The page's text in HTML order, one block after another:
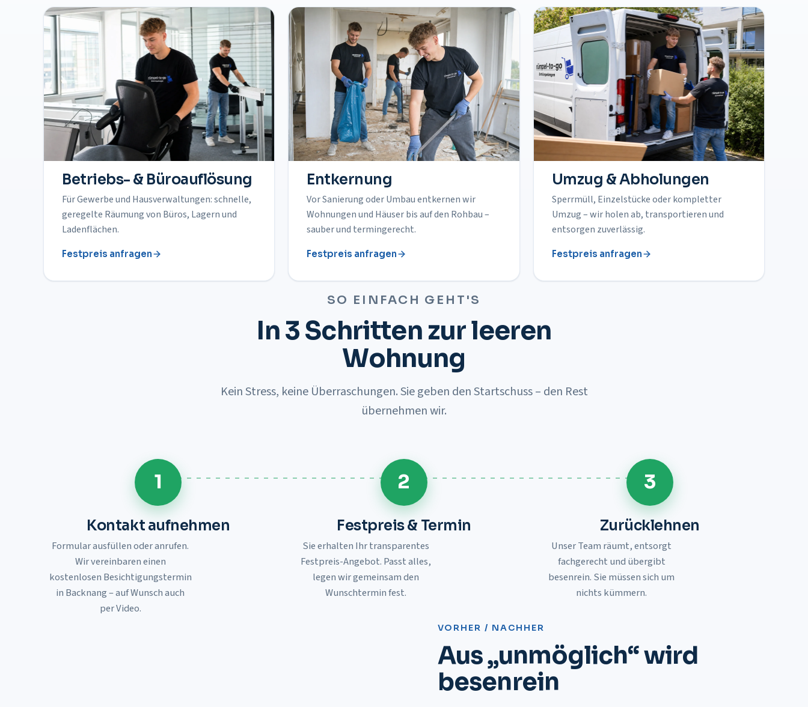
Betriebs- & Büroauflösung
Für Gewerbe und Hausverwaltungen: schnelle,
geregelte Räumung von Büros, Lagern und
Ladenflächen.
Festpreis anfragen
Entkernung
Vor Sanierung oder Umbau entkernen wir
Wohnungen und Häuser bis auf den Rohbau –
sauber und termingerecht.
Festpreis anfragen
Umzug & Abholungen
Sperrmüll, Einzelstücke oder kompletter
Umzug – wir holen ab, transportieren und
entsorgen zuverlässig.
Festpreis anfragen
SO EINFACH GEHT'S
In 3 Schritten zur leeren
Wohnung
Kein Stress, keine Überraschungen. Sie geben den Startschuss – den Rest
übernehmen wir.
1
Kontakt aufnehmen
Formular ausfüllen oder anrufen.
Wir vereinbaren einen
kostenlosen Besichtigungstermin
in Backnang– auf Wunsch auch
per Video.
2
Festpreis & Termin
Sie erhalten Ihr transparentes
Festpreis-Angebot. Passt alles,
legen wir gemeinsam den
Wunschtermin fest.
3
Zurücklehnen
Unser Team räumt, entsorgt
fachgerecht und übergibt
besenrein. Sie müssen sich um
nichts kümmern.
VORHER / NACHHER
Aus „unmöglich“ wird
besenrein